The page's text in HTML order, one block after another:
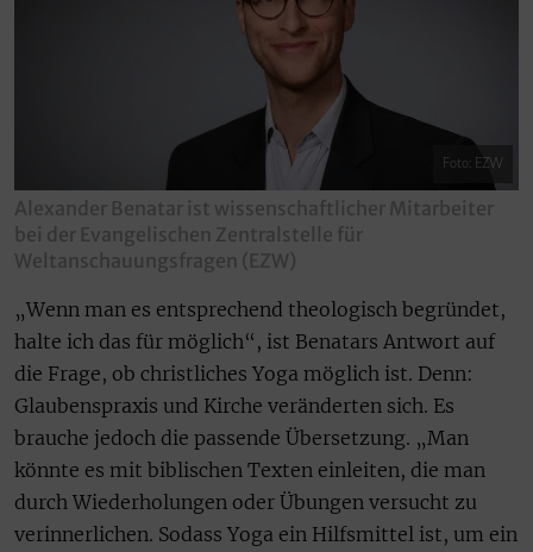
Foto: EZW
Alexander Benatar ist wissenschaftlicher Mitarbeiter
bei der Evangelischen Zentralstelle für
Weltanschauungsfragen (EZW)
„Wenn man es entsprechend theologisch begründet,
halte ich das für möglich“, ist Benatars Antwort auf
die Frage, ob christliches Yoga möglich ist. Denn:
Glaubenspraxis und Kirche veränderten sich. Es
brauche jedoch die passende Übersetzung. „Man
könnte es mit biblischen Texten einleiten, die man
durch Wiederholungen oder Übungen versucht zu
verinnerlichen. Sodass Yoga ein Hilfsmittel ist, um ein